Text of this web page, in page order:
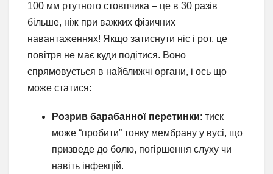
100 мм ртутного стовпчика – це в 30 разів
більше, ніж при важких фізичних
навантаженнях! Якщо затиснути ніс і рот, це
повітря не має куди подітися. Воно
спрямовується в найближчі органи, і ось що
може статися:
Розрив барабанної перетинки: тиск
може “пробити” тонку мембрану у вусі, що
призведе до болю, погіршення слуху чи
навіть інфекцій.